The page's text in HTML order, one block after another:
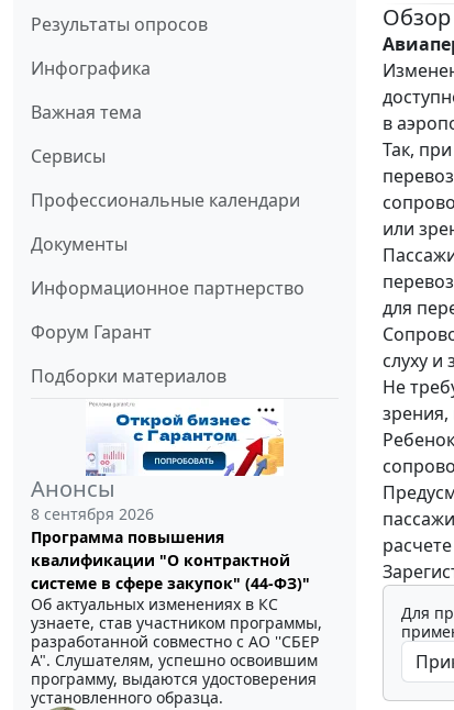
Результаты опросов
Инфографика
Важная тема
Сервисы
Профессиональные календари
Документы
Информационное партнерство
Форум Гарант
Подборки материалов
Анонсы
8 сентября 2026
Программа повышения
квалификации "О контрактной
системе в сфере закупок" (44-ФЗ)"
Об актуальных изменениях в КС
узнаете, став участником программы,
разработанной совместно с АО ''СБЕР
А". Слушателям, успешно освоившим
программу, выдаются удостоверения
установленного образца.
в
Так,
или
для
слуху
Не
Для